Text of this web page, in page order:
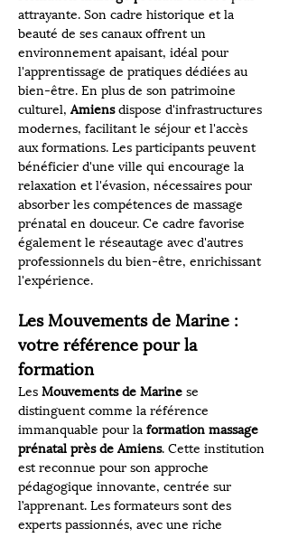
attrayante. Son cadre historique et la
beauté de ses canaux offrent un
environnement apaisant, idéal pour
l'apprentissage de pratiques dédiées au
bien-être. En plus de son patrimoine
culturel, Amiens dispose d'infrastructures
modernes, facilitant le séjour et l'accès
aux formations. Les participants peuvent
bénéficier d'une ville qui encourage la
relaxation et l'évasion, nécessaires pour
absorber les compétences de massage
prénatal en douceur. Ce cadre favorise
également le réseautage avec d'autres
professionnels du bien-être, enrichissant
l'expérience.
Les Mouvements de Marine :
votre référence pour la
formation
Les Mouvements de Marine se
distinguent comme la référence
immanquable pour la formation massage
prénatal près de Amiens. Cette institution
est reconnue pour son approche
pédagogique innovante, centrée sur
l’apprenant. Les formateurs sont des
experts passionnés, avec une riche